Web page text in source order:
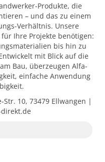
Produkte, die
– und das zu einem
Verhältnis. Unsere
Ihre Projekte benötigen:
bis hin zu
mit Blick auf die
Bau, überzeugen Alfa-
einfache Anwendung
10, 73479 Ellwangen |